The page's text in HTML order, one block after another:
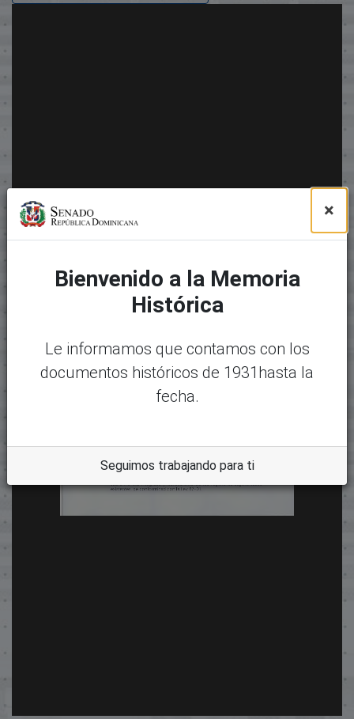
×
Bienvenido a la Memoria
Histórica
Le informamos que contamos con los
documentos históricos de 1931hasta la
fecha.
Seguimos trabajando para ti